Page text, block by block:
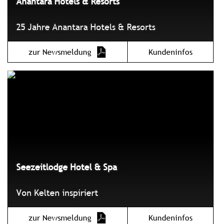
25 Jahre Anantara Hotels & Resorts
zur Newsmeldung Kundeninfos
Seezeitlodge Hotel & Spa
Von Kelten inspiriert
zur Newsmeldung Kundeninfos